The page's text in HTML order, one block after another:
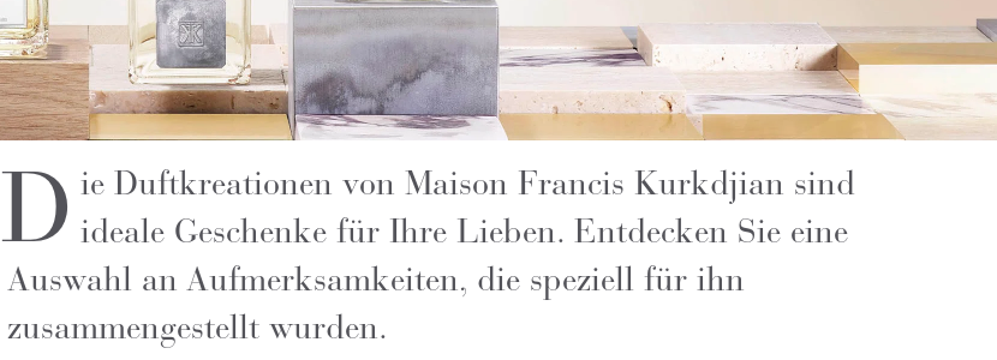
D ie Duftkreationen von Maison Francis Kurkdjian sind
ideale Geschenke für Ihre Lieben. Entdecken Sie eine
Auswahl an Aufmerksamkeiten, die speziell für ihn
zusammengestellt wurden.